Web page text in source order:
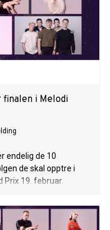
i Melodi
endelig de 10
de skal opptre i
Prix 19. februar.